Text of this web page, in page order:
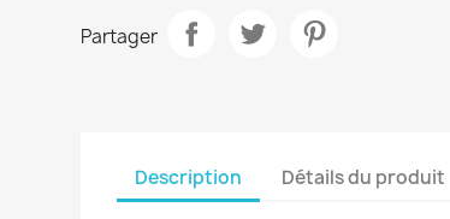
Partager
Description Détails du produit